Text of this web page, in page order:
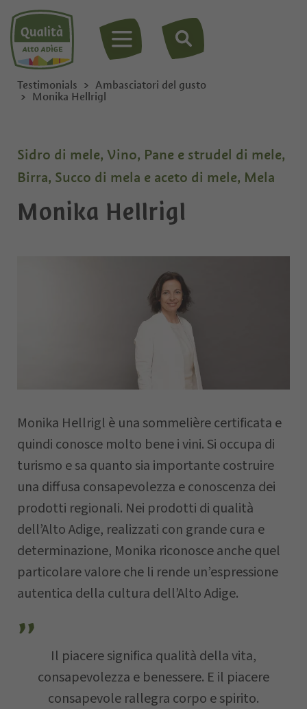
MENU
Testimonials
Ambasciatori del gusto
Monika Hellrigl
Sidro di mele, Vino, Pane e strudel di mele,
Birra, Succo di mela e aceto di mele, Mela
Monika Hellrigl
Monika Hellrigl è una sommelière certificata e
quindi conosce molto bene i vini. Si occupa di
turismo e sa quanto sia importante costruire
una diffusa consapevolezza e conoscenza dei
prodotti regionali. Nei prodotti di qualità
dell’Alto Adige, realizzati con grande cura e
determinazione, Monika riconosce anche quel
particolare valore che li rende un’espressione
autentica della cultura dell’Alto Adige.
Il piacere significa qualità della vita,
consapevolezza e benessere. E il piacere
consapevole rallegra corpo e spirito.
Azienda
CAP
Comune
E-mail